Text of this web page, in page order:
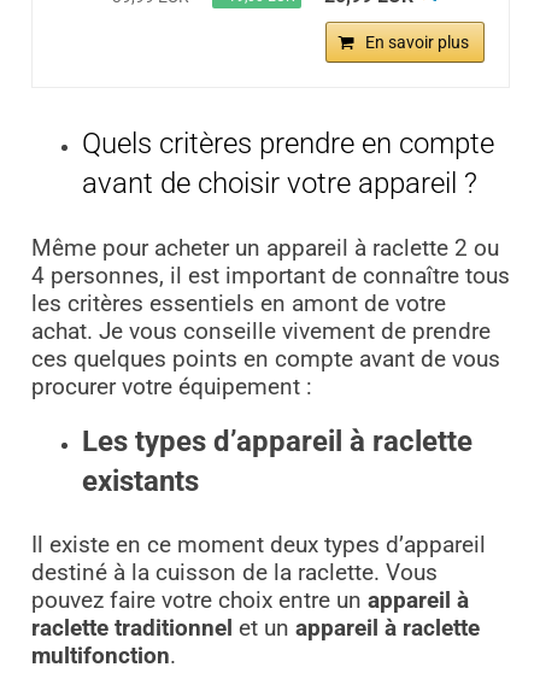
En savoir plus
Quels critères prendre en compte
avant de choisir votre appareil ?
Même pour acheter un appareil à raclette 2 ou
4 personnes, il est important de connaître tous
les critères essentiels en amont de votre
achat. Je vous conseille vivement de prendre
ces quelques points en compte avant de vous
procurer votre équipement :
Les types d’appareil à raclette
existants
Il existe en ce moment deux types d’appareil
destiné à la cuisson de la raclette. Vous
pouvez faire votre choix entre un appareil à
raclette traditionnel et un appareil à raclette
multifonction.